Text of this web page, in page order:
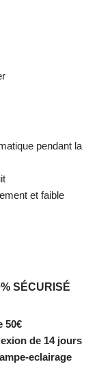
pendant la
et faible
SÉCURISÉ
50€
de 14 jours
eclairage